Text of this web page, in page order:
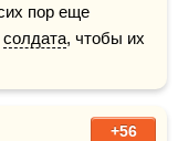
солдата, чтобы их
+56